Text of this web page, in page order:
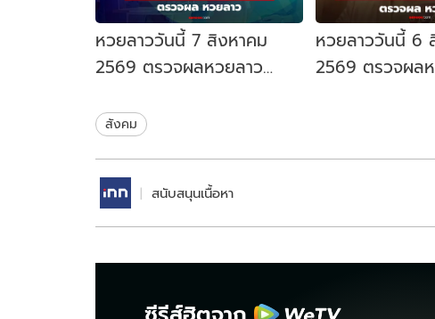
หวยลาววันนี้ 7 สิงหาคม
2569 ตรวจผลหวยลาว
อะไร
หวยลาววันนี้ 6
2569 ตรวจผล
สังคม
สนับสนุนเนื้อหา